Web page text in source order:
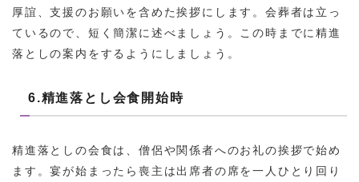
厚誼、支援のお願いを含めた挨拶にします。会葬者は立っ
ているので、短く簡潔に述べましょう。この時までに精進
落としの案内をするようにしましょう。
6.精進落とし会食開始時
精進落としの会食は、僧侶や関係者へのお礼の挨拶で始め
ます。宴が始まったら喪主は出席者の席を一人ひとり回り